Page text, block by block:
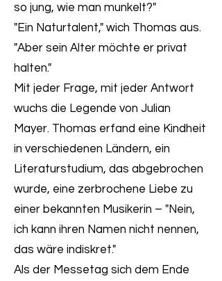
so jung, wie man munkelt?"
"Ein Naturtalent," wich Thomas aus.
"Aber sein Alter möchte er privat
halten."
Mit jeder Frage, mit jeder Antwort
wuchs die Legende von Julian
Mayer. Thomas erfand eine Kindheit
in verschiedenen Ländern, ein
Literaturstudium, das abgebrochen
wurde, eine zerbrochene Liebe zu
einer bekannten Musikerin – "Nein,
ich kann ihren Namen nicht nennen,
das wäre indiskret."
Als der Messetag sich dem Ende